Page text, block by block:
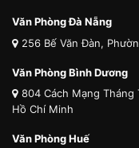
Văn Phòng Đà Nẵng
256 Bế Văn Đàn,
Văn Phòng Bình Dương
804 Cách Mạng Tháng
Hồ Chí Minh
Văn Phòng Huế